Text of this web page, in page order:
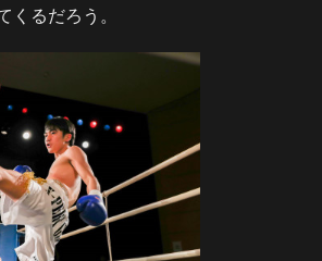
るだろう。